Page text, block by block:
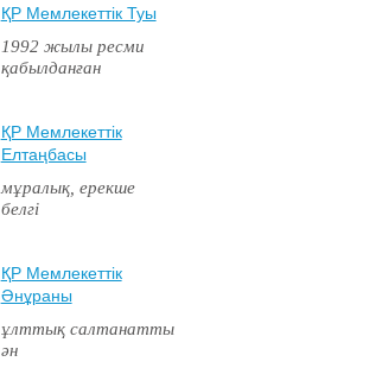
ҚР Мемлекеттiк Туы
1992 жылы ресми
қабылданған
ҚР Мемлекеттiк
Елтаңбасы
мұралық, ерекше
белгі
ҚР Мемлекеттiк
Әнұраны
ұлттық салтанатты
ән